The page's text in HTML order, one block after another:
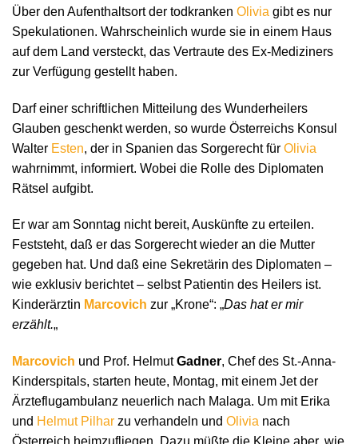
Über den Aufenthaltsort der todkranken Olivia gibt es nur
Spekulationen. Wahrscheinlich wurde sie in einem Haus
auf dem Land versteckt, das Vertraute des Ex-Mediziners
zur Verfügung gestellt haben.
Darf einer schriftlichen Mitteilung des Wunderheilers
Glauben geschenkt werden, so wurde Österreichs Konsul
Walter Esten, der in Spanien das Sorgerecht für Olivia
wahrnimmt, informiert. Wobei die Rolle des Diplomaten
Rätsel aufgibt.
Er war am Sonntag nicht bereit, Auskünfte zu erteilen.
Feststeht, daß er das Sorgerecht wieder an die Mutter
gegeben hat. Und daß eine Sekretärin des Diplomaten –
wie exklusiv berichtet – selbst Patientin des Heilers ist.
Kinderärztin Marcovich zur „Krone“: „Das hat er mir
erzählt.„
Marcovich und Prof. HelmutGadner, Chef des St.-Anna-
Kinderspitals, starten heute, Montag, mit einem Jet der
Ärzteflugambulanz neuerlich nach Malaga. Um mit Erika
und Helmut Pilhar zu verhandeln und Olivia nach